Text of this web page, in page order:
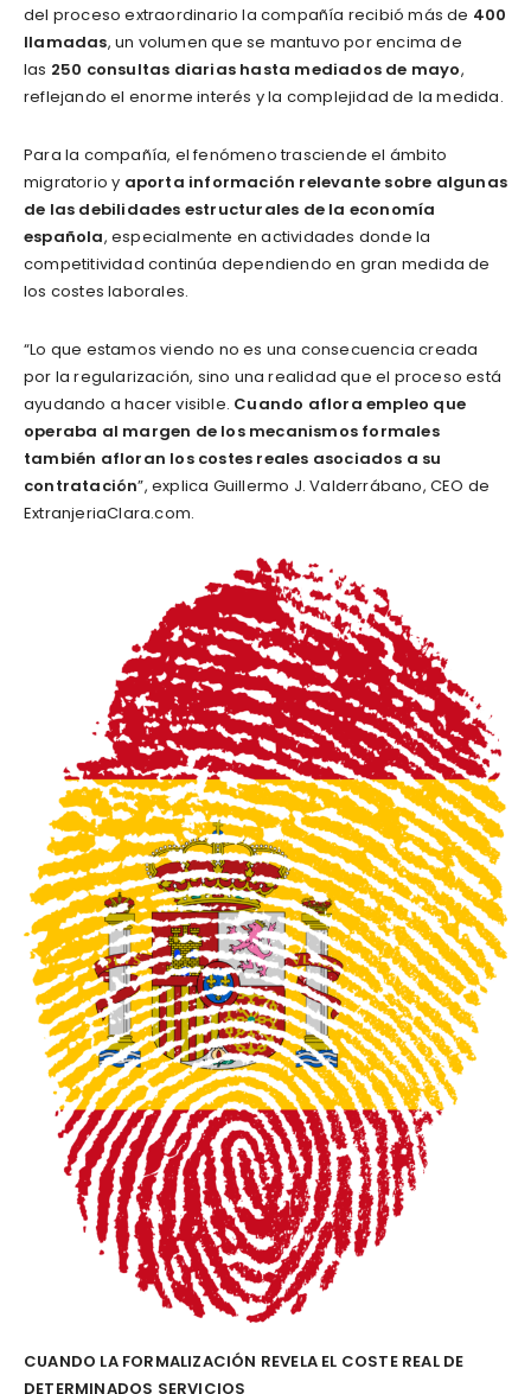
del proceso extraordinario la compañía recibió más de 400
llamadas, un volumen que se mantuvo por encima de
las 250 consultas diarias hasta mediados de mayo,
reflejando el enorme interés y la complejidad de la medida.
Para la compañía, el fenómeno trasciende el ámbito
migratorio y aporta información relevante sobre algunas
de las debilidades estructurales de la economía
española, especialmente en actividades donde la
competitividad continúa dependiendo en gran medida de
los costes laborales.
“Lo que estamos viendo no es una consecuencia creada
por la regularización, sino una realidad que el proceso está
ayudando a hacer visible. Cuando aflora empleo que
operaba al margen de los mecanismos formales
también afloran los costes reales asociados a su
contratación”, explica Guillermo J. Valderrábano, CEO de
ExtranjeriaClara.com.
CUANDO LA FORMALIZACIÓN REVELA EL COSTE REAL DE
DETERMINADOS SERVICIOS